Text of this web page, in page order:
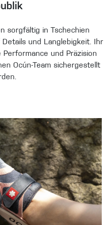
sorgfältig in Tschechien
und Langlebigkeit. Ihr
und Präzision
Ocún-Team sichergestellt